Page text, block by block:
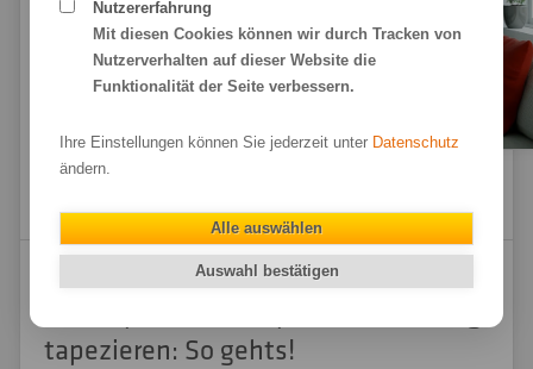
tapezieren: So gehts!
Nutzererfahrung
Mit diesen Cookies können wir durch Tracken von
Nutzerverhalten auf dieser Website die
Funktionalität der Seite verbessern.
Ihre Einstellungen können Sie jederzeit unter Datenschutz
ändern.
Alle auswählen
Auswahl bestätigen